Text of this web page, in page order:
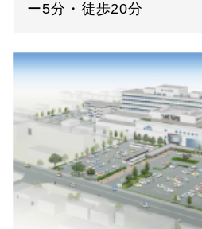
ー5分・徒歩20分